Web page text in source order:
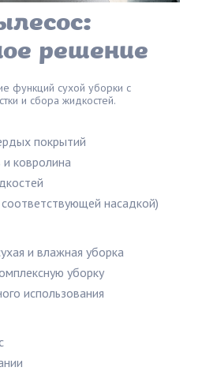
решение
функций сухой уборки с
и сбора жидкостей.
покрытий
и ковролина
насадкой)
и влажная уборка
уборку
использования